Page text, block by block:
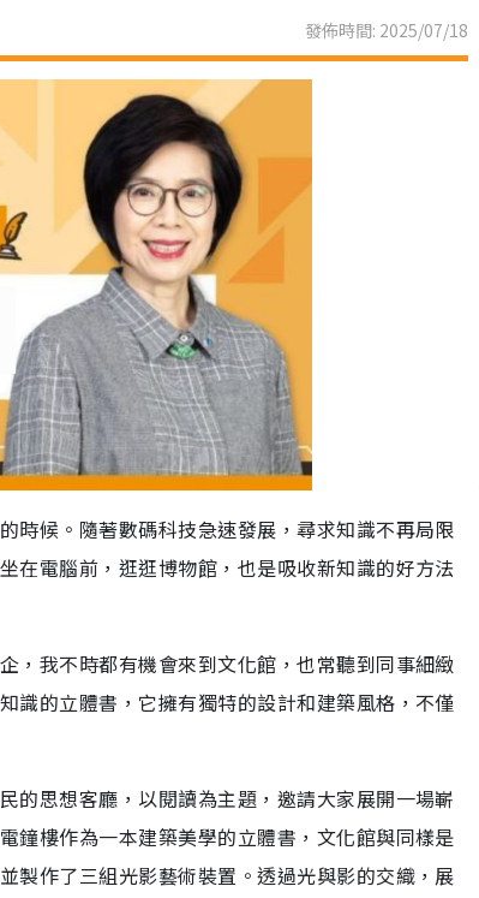
發佈時間: 2025/07/18
時候。隨著數碼科技急速發展，尋求知識不再局限
在電腦前，逛逛博物館，也是吸收新知識的好方法
，我不時都有機會來到文化館，也常聽到同事細緻
識的立體書，它擁有獨特的設計和建築風格，不僅
的思想客廳，以閱讀為主題，邀請大家展開一場嶄
鐘樓作為一本建築美學的立體書，文化館與同樣是
製作了三組光影藝術裝置。透過光與影的交織，展